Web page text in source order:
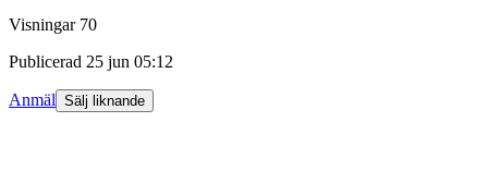
Visningar 70
Publicerad 25 jun 05:12
Anmäl Sälj liknande